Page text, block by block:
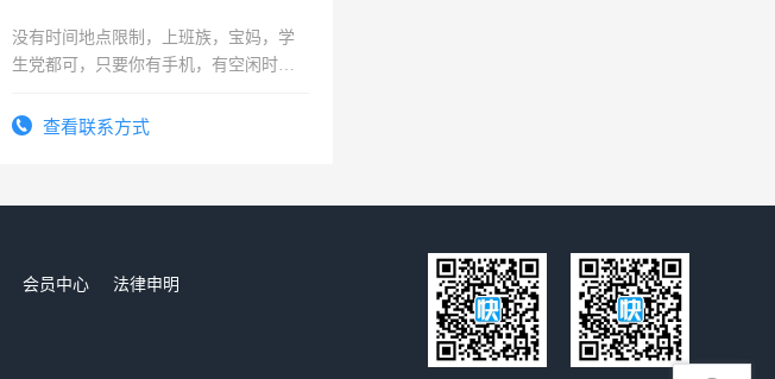
没有时间地点限制，上班族，宝妈，学
生党都可，只要你有手机，有空闲时
勤快的四五十，每天挣零花钱没问题！
查看联系方式
会员中心
法律申明